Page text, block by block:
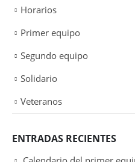
Horarios
Primer equipo
Segundo equipo
Solidario
Veteranos
ENTRADAS RECIENTES